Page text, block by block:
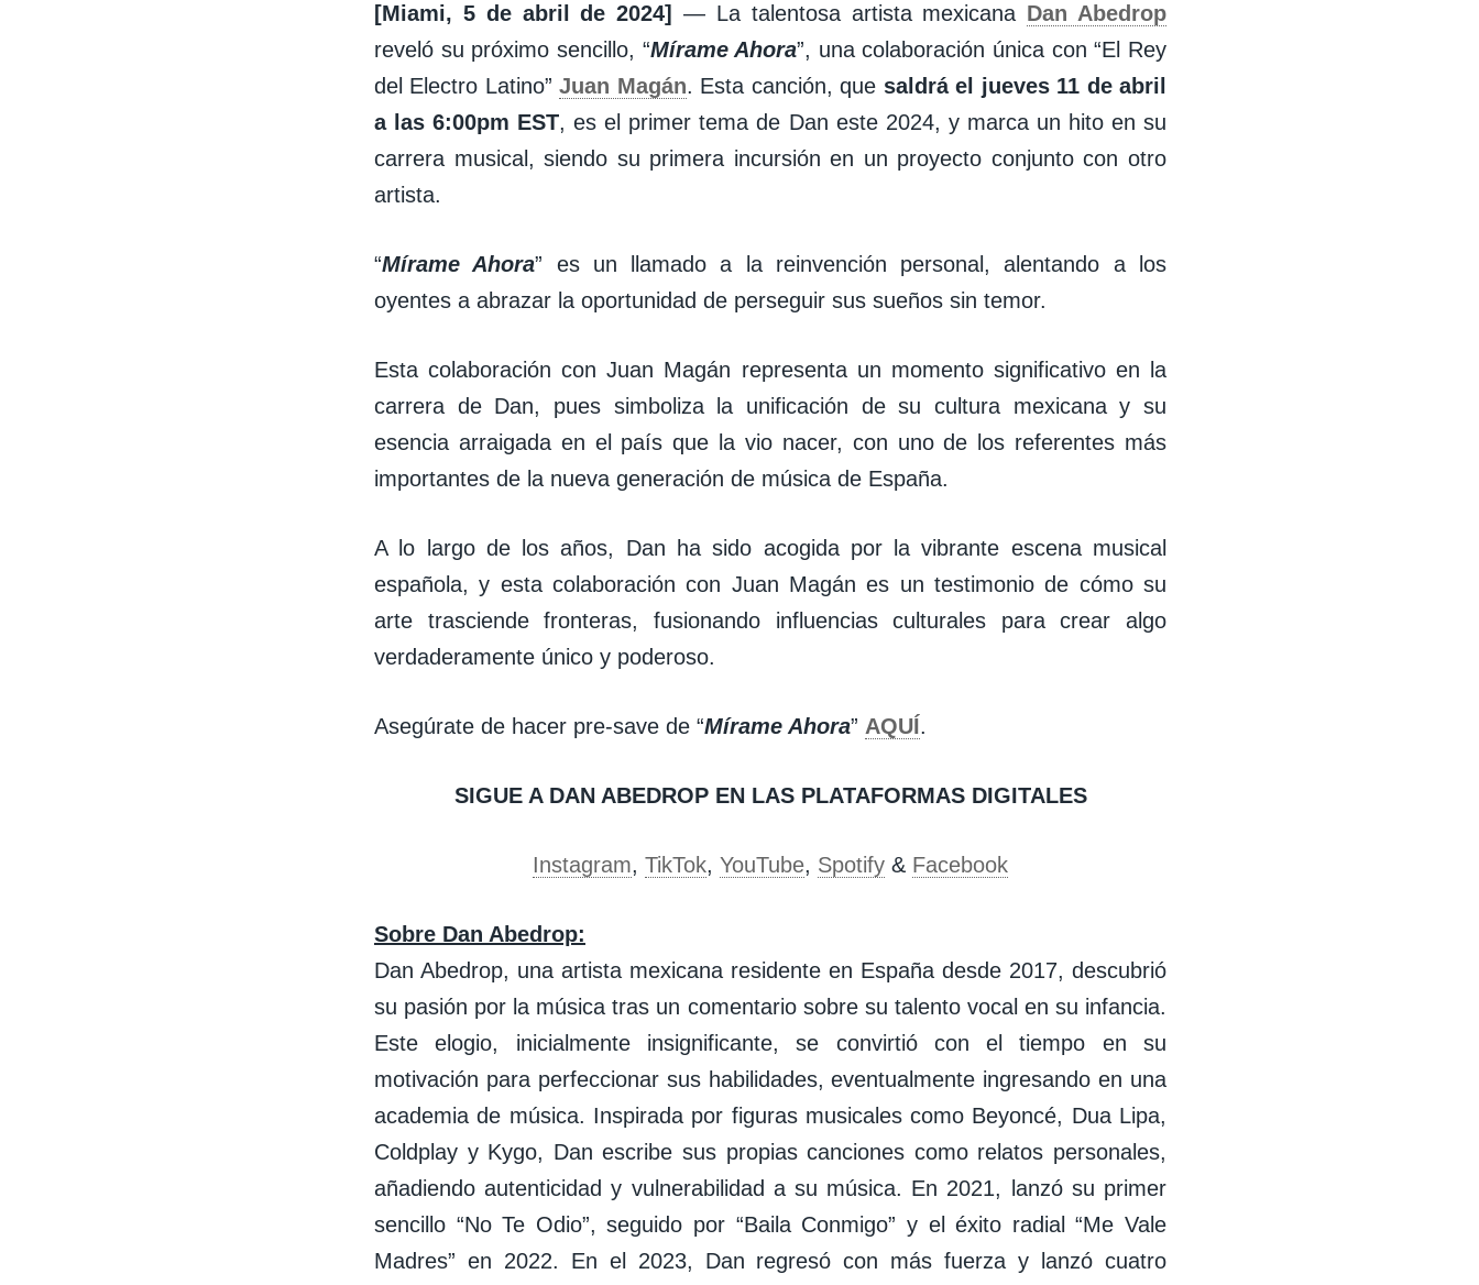
[Miami, 5 de abril de 2024] — La talentosa artista mexicana Dan Abedrop
reveló su próximo sencillo, “Mírame Ahora”, una colaboración única con “El Rey
del Electro Latino”Juan Magán. Esta canción, que saldrá el jueves 11 de abril
a las 6:00pm EST, es el primer tema de Dan este 2024, y marca un hito en su
carrera musical, siendo su primera incursión en un proyecto conjunto con otro
artista.
“Mírame Ahora” es un llamado a la reinvención personal, alentando a los
oyentes a abrazar la oportunidad de perseguir sus sueños sin temor.
Esta colaboración con Juan Magán representa un momento significativo en la
carrera de Dan, pues simboliza la unificación de su cultura mexicana y su
esencia arraigada en el país que la vio nacer, con uno de los referentes más
importantes de la nueva generación de música de España.
A lo largo de los años, Dan ha sido acogida por la vibrante escena musical
española, y esta colaboración con Juan Magán es un testimonio de cómo su
arte trasciende fronteras, fusionando influencias culturales para crear algo
verdaderamente único y poderoso.
Asegúrate de hacer pre-save de “Mírame Ahora” AQUÍ.
SIGUE A DAN ABEDROP EN LAS PLATAFORMAS DIGITALES
Instagram, TikTok, YouTube, Spotify & Facebook
Sobre Dan Abedrop:
Dan Abedrop, una artista mexicana residente en España desde 2017, descubrió
su pasión por la música tras un comentario sobre su talento vocal en su infancia.
Este elogio, inicialmente insignificante, se convirtió con el tiempo en su
motivación para perfeccionar sus habilidades, eventualmente ingresando en una
academia de música. Inspirada por figuras musicales como Beyoncé, Dua Lipa,
Coldplay y Kygo, Dan escribe sus propias canciones como relatos personales,
añadiendo autenticidad y vulnerabilidad a su música. En 2021, lanzó su primer
sencillo “No Te Odio”, seguido por “Baila Conmigo” y el éxito radial “Me Vale
Madres” en 2022. En el 2023, Dan regresó con más fuerza y lanzó cuatro